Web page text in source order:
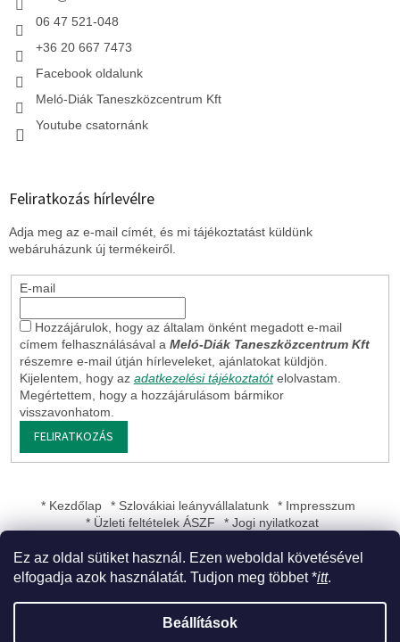
Ez az oldal sütiket használ. Ezen weboldal követésével
elfogadja azok használatát. Tudjon meg többet *itt.
Beállítások
06 47 521-048
+36 20 667 7473
Facebook oldalunk
Meló-Diák Taneszközcentrum Kft
Youtube csatornánk
Feliratkozás hírlevélre
Adja meg az e-mail címét, és mi tájékoztatást küldünk
webáruházunk új termékeiről.
E-mail
Hozzájárulok, hogy az általam önként megadott e-mail
címem felhasználásával a Meló-Diák Taneszközcentrum Kft
részemre e-mail útján hírleveleket, ajánlatokat küldjön.
Kijelentem, hogy az adatkezelési tájékoztatót elolvastam.
Megértettem, hogy a hozzájárulásom bármikor
visszavonhatom.
FELIRATKOZÁS
* Kezdőlap * Szlovákiai leányvállalatunk
* Impresszum
* Üzleti feltételek ÁSZF
* Jogi nyilatkozat